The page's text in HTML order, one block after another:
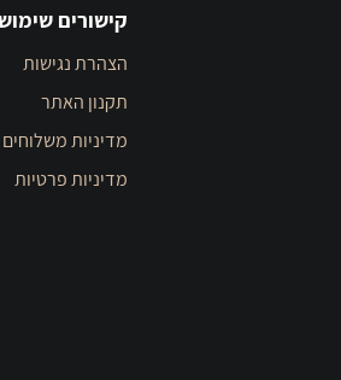
קישורים
הצהרת נגישות
תקנון האתר
מדיניות משלוחים
מדיניות פרטיות